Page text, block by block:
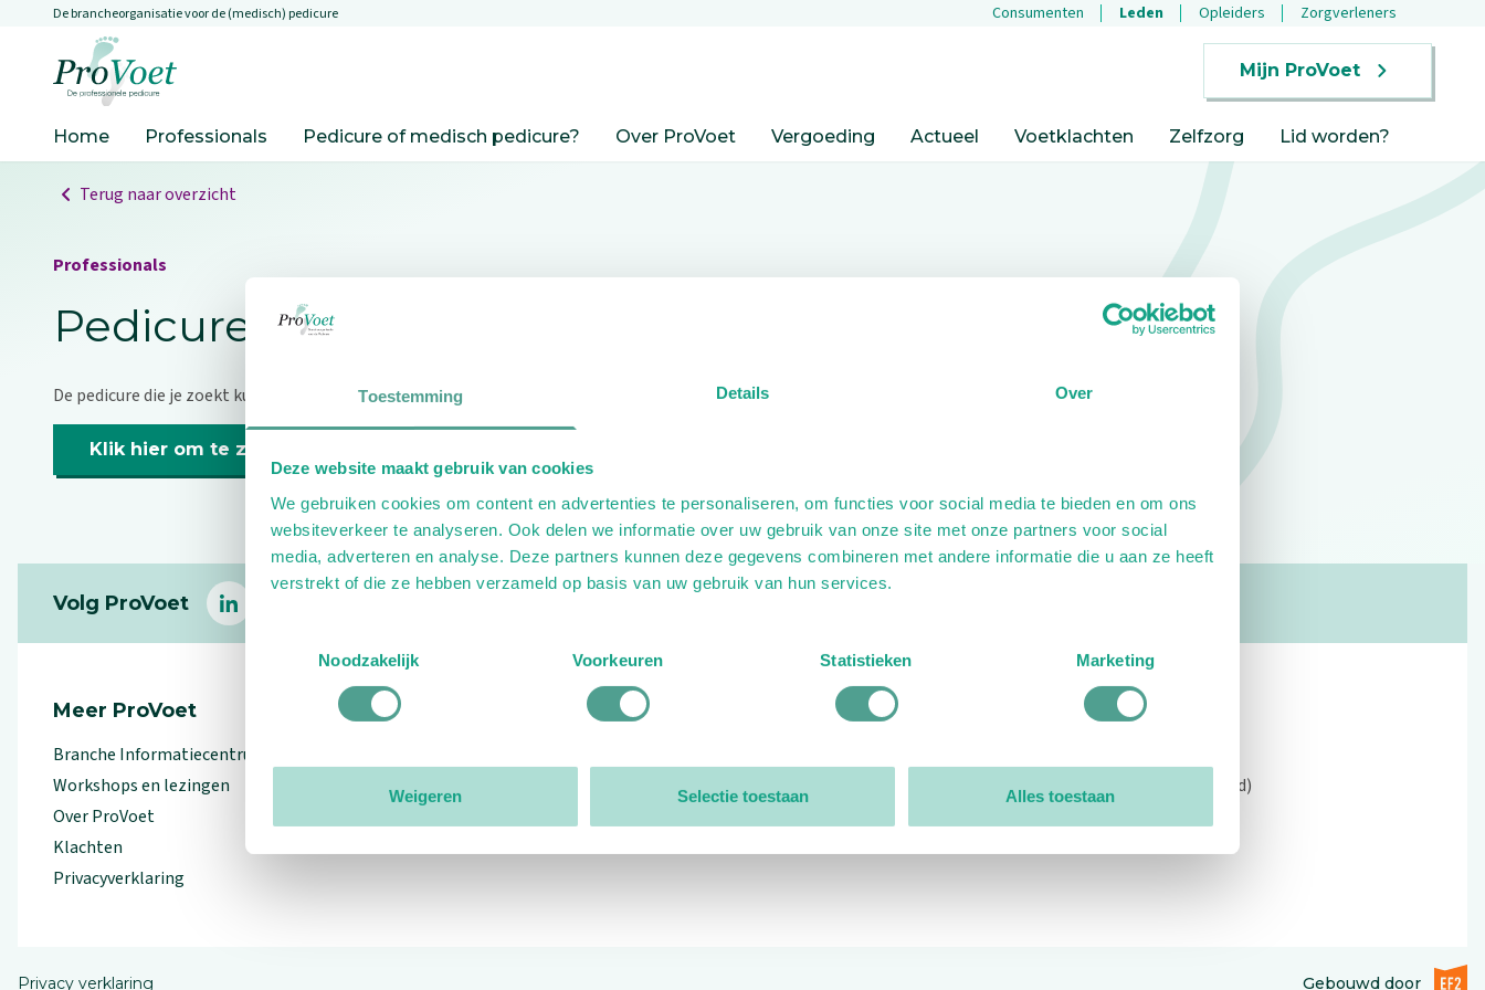
Toestemming Details Over
Deze website maakt gebruik van cookies
We gebruiken cookies om content en advertenties te personaliseren, om functies voor social media te bieden en om ons
websiteverkeer te analyseren. Ook delen we informatie over uw gebruik van onze site met onze partners voor social
media, adverteren en analyse. Deze partners kunnen deze gegevens combineren met andere informatie die u aan ze heeft
verstrekt of die ze hebben verzameld op basis van uw gebruik van hun services.
Noodzakelijk
Voorkeuren Statistieken Marketing
Weigeren Selectie toestaan Alles toestaan
Overslaan en naar de inhoud gaan
De brancheorganisatie voor de (medisch) pedicure Consumenten Leden Opleiders Zorgverleners
Mijn ProVoet
Home Professionals Pedicure of medisch pedicure? Over ProVoet Vergoeding Actueel Voetklachten Zelfzorg Lid worden?
Terug naar overzicht
Professionals
Pedicure niet gevonden
De pedicure die je zoekt kunnen we niet vinden.
Klik hier om te zoeken naar een andere pedicure.
Volg ProVoet
linkedin
Meer ProVoet
Branche Informatiecentrum
Workshops en lezingen
Over ProVoet
Klachten
Privacyverklaring
Organisatie
Open: 09:00 - 12:30 (alleen ochtend)
Privacy verklaring Gebouwd doorEF2